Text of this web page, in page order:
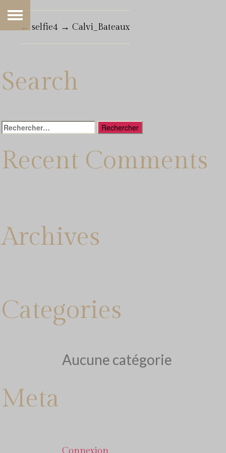
← selfie4 → Calvi_Bateaux
Search
Rechercher :
Recent Comments
Archives
Categories
Aucune catégorie
Meta
Connexion